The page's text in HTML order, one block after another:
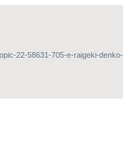
22-58631-705-e-raigeki-denko-